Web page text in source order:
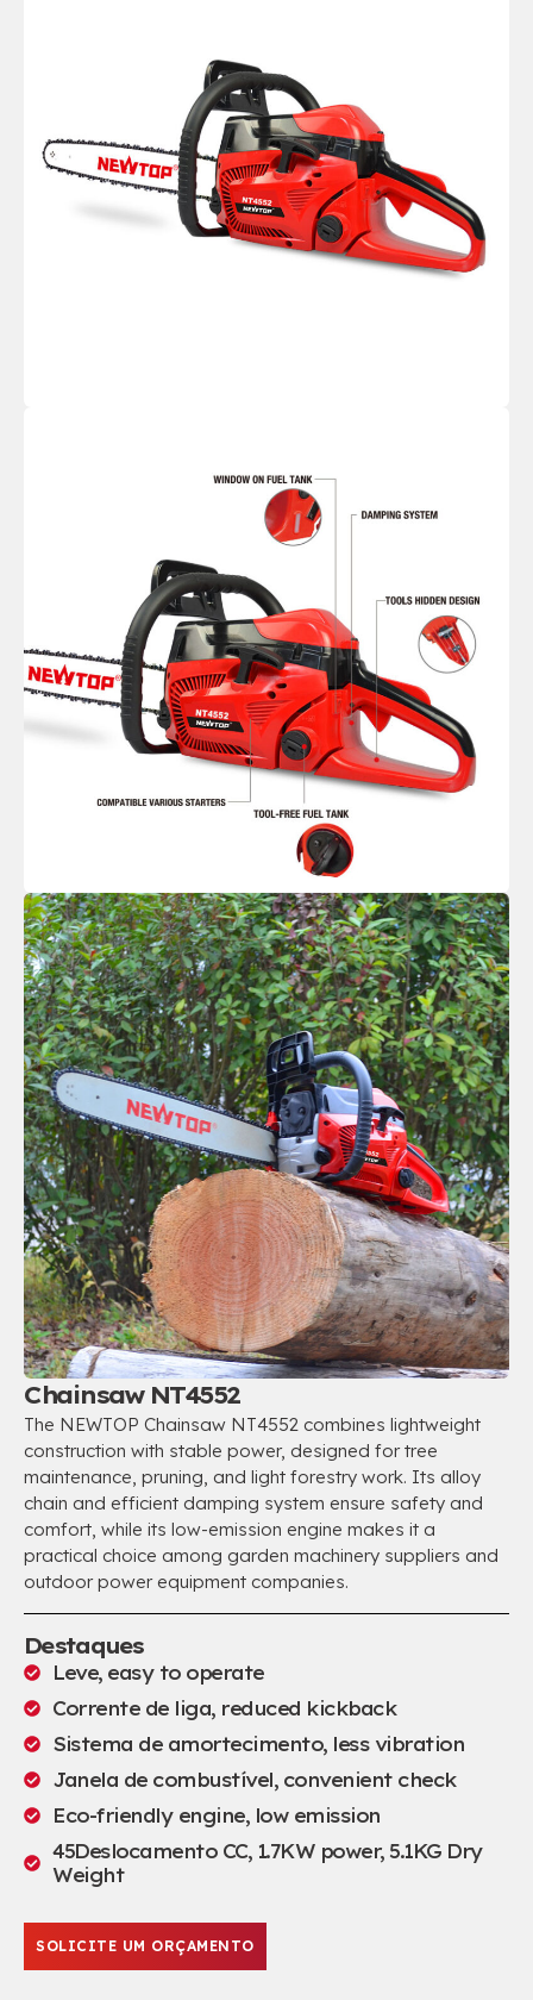
Chainsaw NT4552
The NEWTOP Chainsaw NT4552 combines lightweight
construction with stable power, designed for tree
maintenance, pruning, and light forestry work. Its alloy
chain and efficient damping system ensure safety and
comfort, while its low-emission engine makes it a
practical choice among garden machinery suppliers and
outdoor power equipment companies.
Destaques
Leve, easy to operate
Corrente de liga, reduced kickback
Sistema de amortecimento, less vibration
Janela de combustível, convenient check
Eco-friendly engine, low emission
45Deslocamento CC, 1.7KW power, 5.1KG Dry
Weight
SOLICITE UM ORÇAMENTO